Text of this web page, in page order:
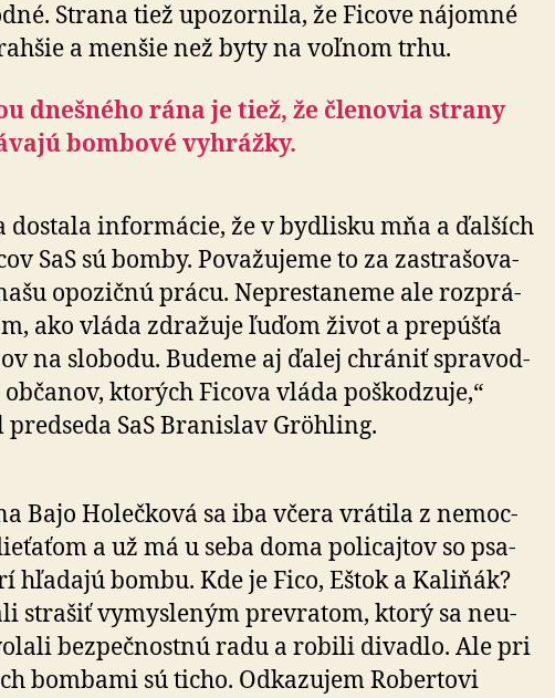
Strana tiež upozornila, že Ficove nájomné
a menšie než byty na voľnom trhu.
dnešného rána je tiež, že členovia strany
bombové vyhrážky.
dostala informácie, že v bydlisku mňa a ďalších
SaS sú bomby. Považujeme to za zastra­šo­va­
opozičnú prácu. Neprestaneme ale roz­prá­
ako vláda zdražuje ľuďom život a prepúšťa
na slobodu. Budeme aj ďalej chrániť spra­vod­
ktorých Ficova vláda poškodzuje,“
SaS Branislav Gröhling.
Bajo Holečková sa iba včera vrátila z ne­moc­
a už má u seba doma policajtov so psa­
hľadajú bombu. Kde je Fico, Eštok a Kaliňák?
strašiť vymysleným prevratom, ktorý sa ne­u­
bezpečnostnú radu a robili divadlo. Ale pri
bombami sú ticho. Odkazujem Robertovi